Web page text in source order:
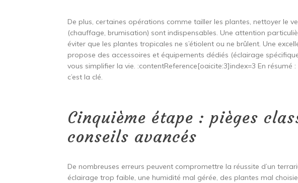
De plus, certaines opérations comme tailler les plantes, nettoyer le
(chauffage, brumisation) sont indispensables. Une attention
éviter que les plantes tropicales ne s’étiolent ou ne brûlent. Une
propose des accessoires et équipements dédiés (éclairage
vous simplifier la vie. :contentReference[oaicite:3]index=3 En résumé
c’est la clé.
Cinquième étape : pièges
conseils avancés
De nombreuses erreurs peuvent compromettre la réussite d’un
éclairage trop faible, une humidité mal gérée, des plantes mal